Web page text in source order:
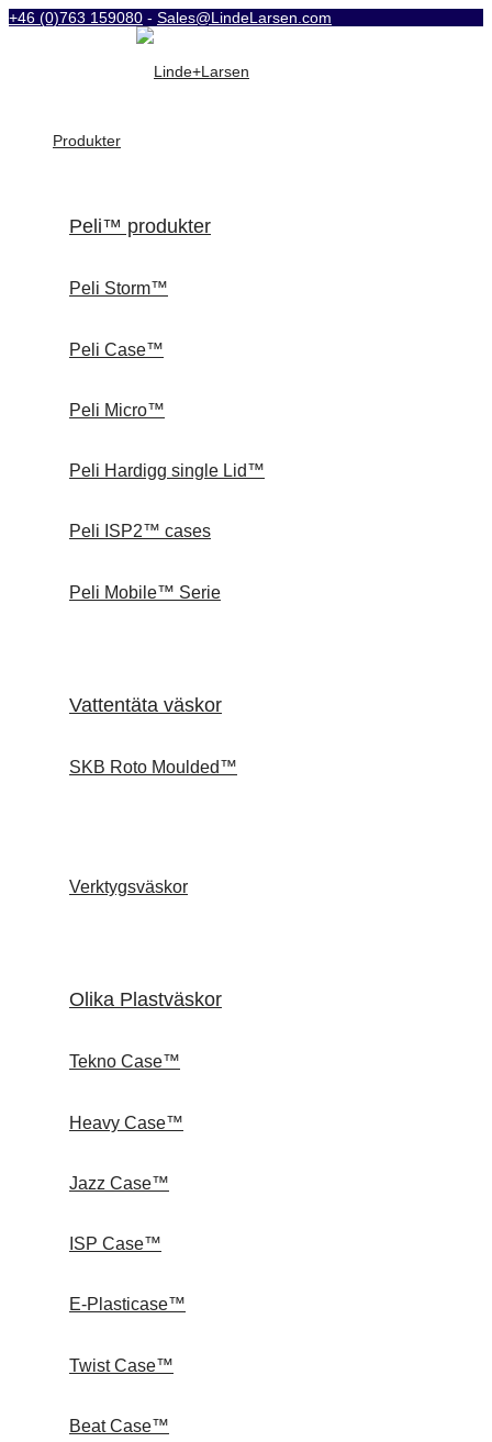
+46 (0)763 159080 - Sales@LindeLarsen.com
Produkter
Peli™ produkter
Peli Storm™
Peli Case™
Peli Micro™
Peli Hardigg single Lid™
Peli ISP2™ cases
Peli Mobile™ Serie
Vattentäta väskor
SKB Roto Moulded™
Verktygsväskor
Olika Plastväskor
Tekno Case™
Heavy Case™
Jazz Case™
ISP Case™
E-Plasticase™
Twist Case™
Beat Case™